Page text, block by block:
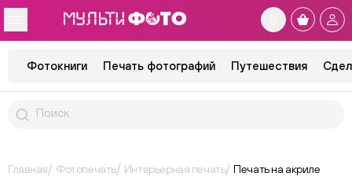
Фотокниги Печать фотографий Путешествия
Главная Фотопечать Интерьерная печать Печать на акриле